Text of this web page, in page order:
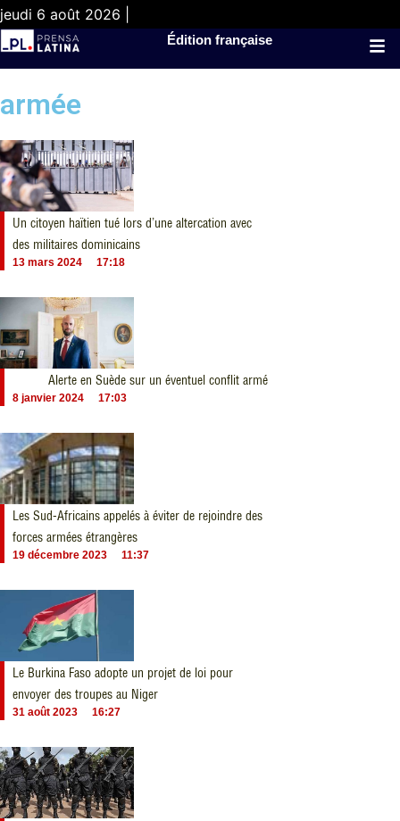
jeudi 6 août 2026 |
Édition française
armée
Un citoyen haïtien tué lors d’une altercation avec
des militaires dominicains
13 mars 2024 17:18
Alerte en Suède sur un éventuel conflit armé
8 janvier 2024 17:03
Les Sud-Africains appelés à éviter de rejoindre des
forces armées étrangères
19 décembre 2023 11:37
Le Burkina Faso adopte un projet de loi pour
envoyer des troupes au Niger
31 août 2023 16:27